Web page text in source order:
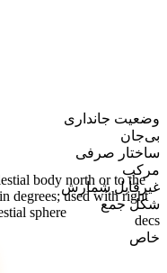
وضعیت جانداری
بی‌جان
ساختار صرفی
مرکب
غیرقابل شمارش
شکل جمع
decs
خاص
body north or to the
degrees; used with right
sphere